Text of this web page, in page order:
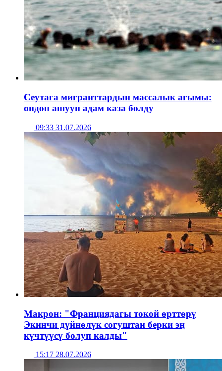
Сеутага мигранттардын массалык агымы:
ондон ашуун адам каза болду
09:33 31.07.2026
Макрон: "Франциядагы токой өрттөрү
Экинчи дүйнөлүк согуштан берки эң
күчтүүсү болуп калды"
15:17 28.07.2026